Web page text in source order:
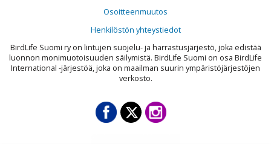
Osoitteenmuutos
Henkilöstön yhteystiedot
BirdLife Suomi ry on lintujen suojelu- ja harrastusjärjestö, joka edistää
luonnon monimuotoisuuden säilymistä. BirdLife Suomi on osa BirdLife
International -järjestöä, joka on maailman suurin ympäristöjärjestöjen
verkosto.